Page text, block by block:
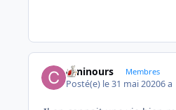
caninours Membres
Posté(e) le 31 mai 20206 a